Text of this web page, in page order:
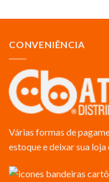
CONVENIÊNCIA
Várias formas de
estoque e deixar sua